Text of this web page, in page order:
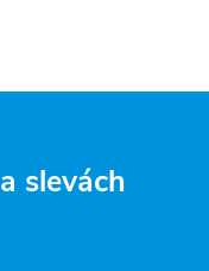
a slevách